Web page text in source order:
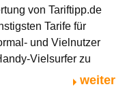
von Tariftipp.de
Tarife für
und Vielnutzer
Vielsurfer zu
weiter